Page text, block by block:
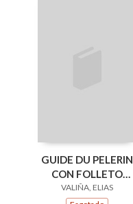
GUIDE DU PELERIN
CON FOLLETO
(ESGOTADO)
VALIÑA, ELIAS